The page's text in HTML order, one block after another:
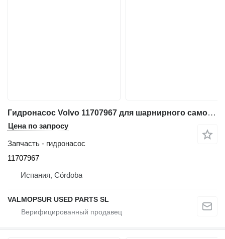
Гидронасос Volvo 11707967 для шарнирного самосвала Volvo A35D A40D
Цена по запросу
Запчасть - гидронасос
11707967
Испания, Córdoba
VALMOPSUR USED PARTS SL